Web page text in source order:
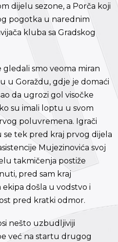
dijelu sezone, a Porča koji
pogotka u narednim
kluba sa Gradskog
smo veoma miran
u Goraždu, gdje je domaći
da ugrozi gol visočke
su imali loptu u svom
poluvremena. Igrači
se tek pred kraj prvog dijela
Mujezinovića svoj
takmičenja postiže
pred sam kraj
došla u vodstvo i
pred kratki odmor.
nešto uzbudljiviji
već na startu drugog